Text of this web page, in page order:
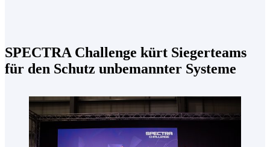
SPECTRA Challenge kürt Siegerteams
für den Schutz unbemannter Systeme